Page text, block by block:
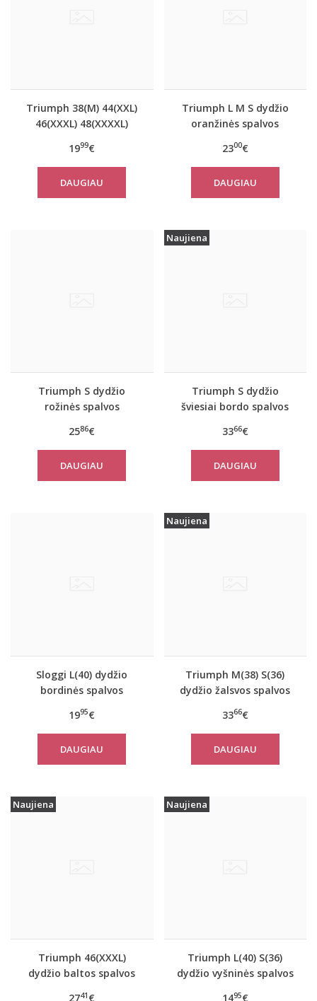
Triumph 38(M) 44(XXL)
46(XXXL) 48(XXXXL)
spalvos marškinėliai Be
Pure Shirt 02
1999€
DAUGIAU
Triumph L M S dydžio
oranžinės spalvos
marškinėliai women
move FLOW LIGHT Tank
Top
2300€
DAUGIAU
Triumph S dydžio
rožinės spalvos
marškinėliai women
move FLEX Tank
2586€
DAUGIAU
Naujiena
Triumph S dydžio
šviesiai bordo spalvos
marškinėliai women
move FLOW Tank Top
3366€
DAUGIAU
Sloggi L(40) dydžio
bordinės spalvos
EverNew Shirt 01
1995€
DAUGIAU
Naujiena
Triumph M(38) S(36)
dydžio žalsvos spalvos
marškinėliai women
move FLOW Tank Top
3366€
DAUGIAU
Naujiena
Triumph 46(XXXL)
dydžio baltos spalvos
2741 €
Naujiena
Triumph L(40) S(36)
dydžio vyšninės spalvos
1495€